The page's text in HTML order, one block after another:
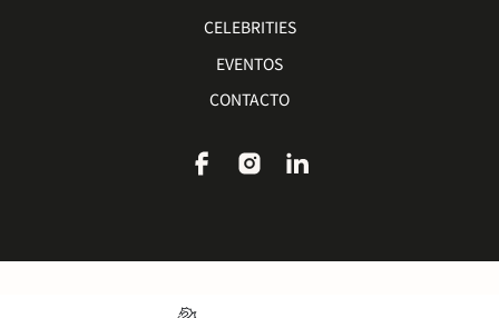
CELEBRITIES
EVENTOS
CONTACTO